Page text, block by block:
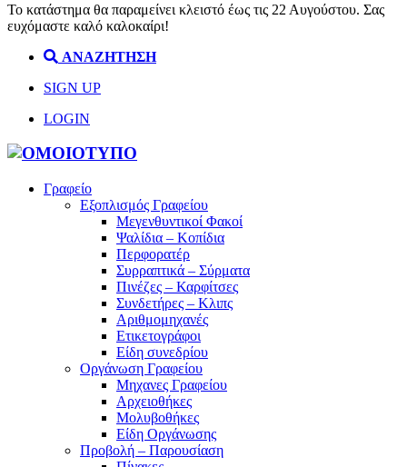
Το κατάστημα θα παραμείνει κλειστό έως τις 22 Αυγούστου. Σας
ευχόμαστε καλό καλοκαίρι!
ΑΝΑΖΗΤΗΣΗ
SIGN UP
LOGIN
Γραφείο
Εξοπλισμός Γραφείου
Μεγενθυντικοί Φακοί
Ψαλίδια – Κοπίδια
Περφορατέρ
Συρραπτικά – Σύρματα
Πινέζες – Καρφίτσες
Συνδετήρες – Κλιπς
Αριθμομηχανές
Ετικετογράφοι
Είδη συνεδρίου
Οργάνωση Γραφείου
Μηχανες Γραφείου
Αρχειοθήκες
Μολυβοθήκες
Είδη Οργάνωσης
Προβολή – Παρουσίαση